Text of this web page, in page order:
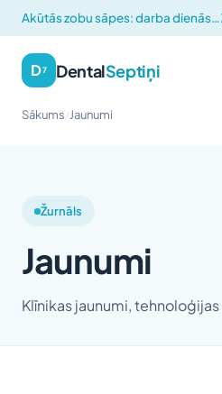
Akūtās zobu sāpes: darba dienās 12:00 – 14:00
D7 DentalSeptiņi
Sākums / Jaunumi
Žurnāls
Jaunumi
Klīnikas jaunumi,